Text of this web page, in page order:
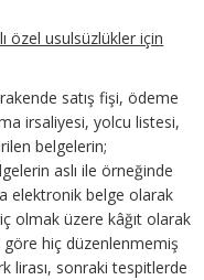
özel usulsüzlükler için
satış fişi, ödeme
irsaliyesi, yolcu listesi,
belgelerin;
aslı ile örneğinde
elektronik belge olarak
olmak üzere kâğıt olarak
hiç düzenlenmemiş
lirası, sonraki tespitlerde